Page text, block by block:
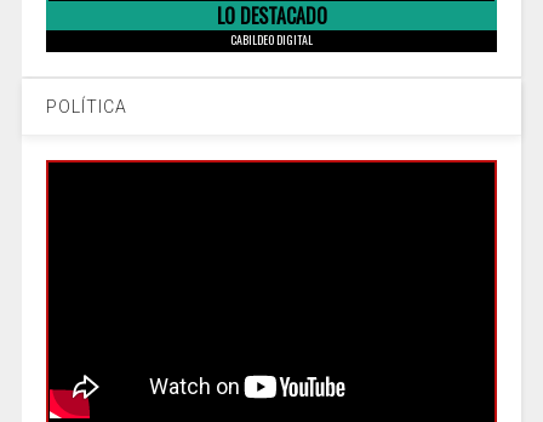
LO DESTACADO
CABILDEO DIGITAL
POLÍTICA